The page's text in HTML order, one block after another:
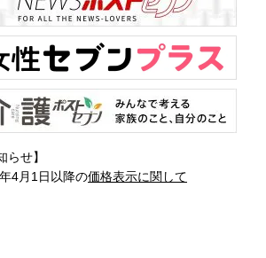
らせ】
4月1日以降の価格表示に関して